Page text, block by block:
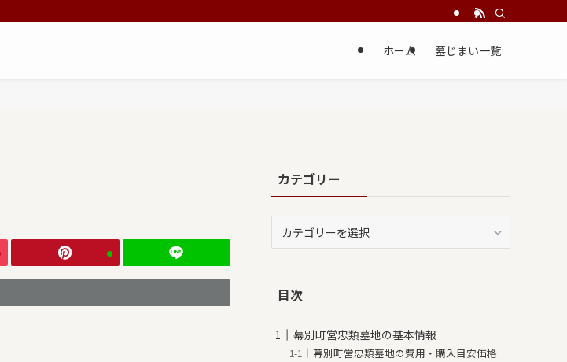
ホーム 墓じまい一覧
カテゴリー
テ
リ目次
幕別町営忠類墓地の基本情報
幕別町営忠類墓地の費用・購入目安価格